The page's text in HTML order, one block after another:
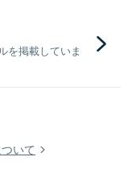
を掲載していま
いて